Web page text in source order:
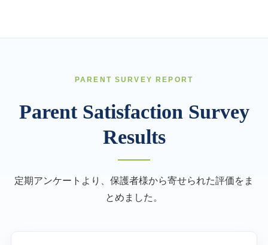
PARENT SURVEY REPORT
Parent Satisfaction Survey
Results
定期アンケートより、保護者様から寄せられた評価をま
とめました。